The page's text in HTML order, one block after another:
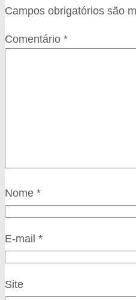
Campos obrigatórios são
Comentário *
Nome *
E-mail *
Site